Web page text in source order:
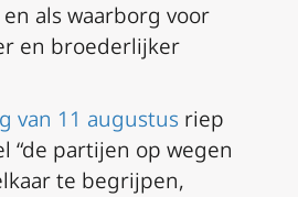
als waarborg voor
en broederlijker
van 11 augustus riep
“de partijen op wegen
te begrijpen,